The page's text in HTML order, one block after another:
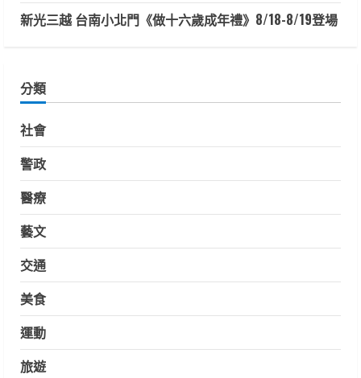
新光三越 台南小北門《做十六歲成年禮》8/18-8/19登場
分類
社會
警政
醫療
藝文
交通
美食
運動
旅遊